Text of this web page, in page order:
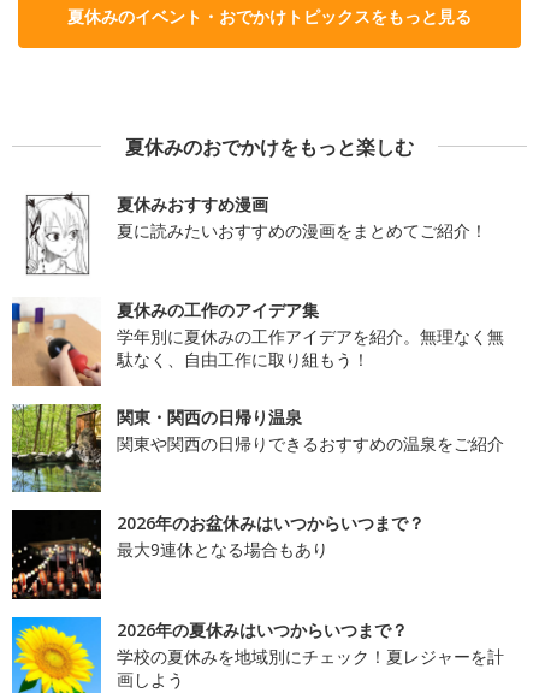
夏休みのイベント・おでかけトピックスをもっと見る
夏休みのおでかけをもっと楽しむ
夏休みおすすめ漫画
夏に読みたいおすすめの漫画をまとめてご紹介！
夏休みの工作のアイデア集
学年別に夏休みの工作アイデアを紹介。無理なく無
駄なく、自由工作に取り組もう！
関東・関西の日帰り温泉
関東や関西の日帰りできるおすすめの温泉をご紹介
2026年のお盆休みはいつからいつまで？
最大9連休となる場合もあり
2026年の夏休みはいつからいつまで？
学校の夏休みを地域別にチェック！夏レジャーを計
画しよう